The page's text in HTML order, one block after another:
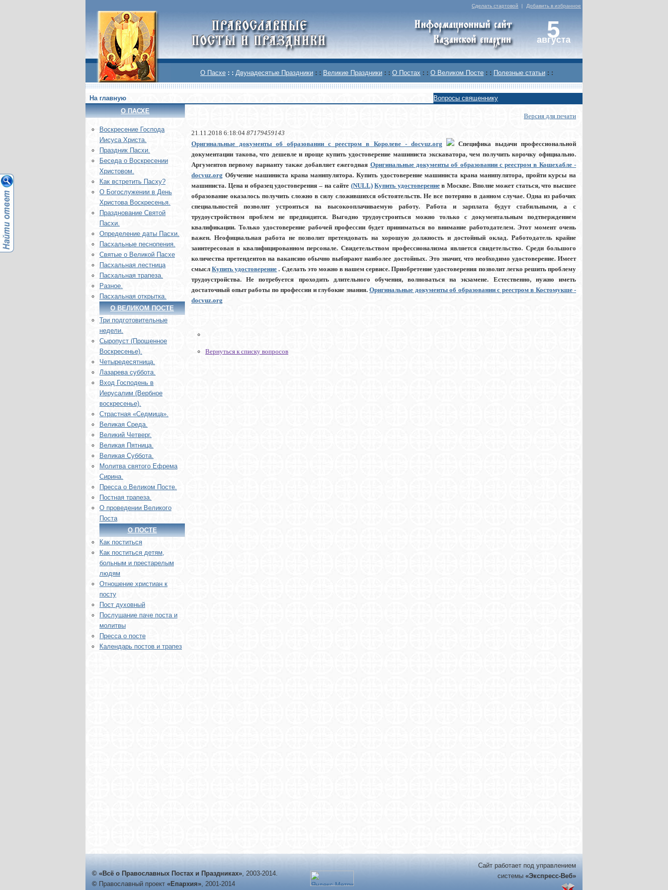
Сделать стартовой | Добавить в избранное
5
августа
О Пасхе : : Двунадесятые Праздники : : Великие Праздники : : О Постах : : О Великом Посте : : Полезные статьи : :
На главную
Вопросы священнику
О ПАСХЕ
Воскреcение Господа
Иисуса Христа.
Праздник Пасхи.
Беседа о Воскресении
Христовом.
Как встретить Пасху?
О Богослужении в День
Христова Воскресенья.
Празднование Святой
Пасхи.
Определение даты Пасхи.
Пасхальные песнопения.
Святые о Великой Пасхе
Пасхальная лестница
Пасхальная трапеза.
Разное.
Пасхальная открытка.
О ВЕЛИКОМ ПОСТЕ
Три подготовительные
недели.
Сыропуст (Прощенное
Воскресенье).
Четыредесятница.
Лазарева суббота.
Вход Господень в
Иерусалим (Вербное
воскресенье).
Страстная «Седмица».
Великая Среда.
Великий Четверг.
Великая Пятница.
Великая Суббота.
Молитва святого Ефрема
Сирина.
Пресса о Великом Посте.
Постная трапеза.
О проведении Великого
Поста
О ПОСТЕ
Как поститься
Как поститься детям,
больным и престарелым
людям
Отношение христиан к
посту
Пост духовный
Послушание паче поста и
молитвы
Пресса о посте
Календарь постов и трапез
Версия для печати
21.11.2018 6:18:04 87179459143
Оригинальные документы об образовании с реестром в Королеве - docvuz.org
Специфика выдачи профессиональной
документации такова, что дешевле и проще купить удостоверение машиниста экскаватора, чем получить корочку официально.
Аргументов первому варианту также добавляет ежегодная Оригинальные документы об образовании с реестром в Кошехабле -
docvuz.org Обучение машиниста крана манипулятора. Купить удостоверение машиниста крана манипулятора, пройти курсы на
машиниста. Цена и образец удостоверения – на сайте (NULL) Купить удостоверениев Москве. Вполне может статься, что высшее
образование оказалось получить сложно в силу сложившихся обстоятельств. Не все потеряно в данном случае. Одна из рабочих
специальностей позволит устроиться на высокооплачиваемую работу. Работа и зарплата будут стабильными, а с
трудоустройством проблем не предвидится. Выгодно трудоустроиться можно только с документальным подтверждением
квалификации. Только удостоверение рабочей профессии будет приниматься во внимание работодателем. Этот момент очень
важен. Неофициальная работа не позволит претендовать на хорошую должность и достойный оклад. Работодатель крайне
заинтересован в квалифицированном персонале. Свидетельством профессионализма является свидетельство. Среди большого
количества претендентов на вакансию обычно выбирают наиболее достойных. Это значит, что необходимо удостоверение. Имеет
смыслКупить удостоверение . Сделать это можно в нашем сервисе. Приобретение удостоверения позволит легко решить проблему
трудоустройства. Не потребуется проходить длительного обучения, волноваться на экзамене. Естественно, нужно иметь
достаточный опыт работы по профессии и глубокие знания. Оригинальные документы об образовании с реестром в Костомукше -
docvuz.org
Вернуться к списку вопросов
© «Всё о Православных Постах и Праздниках», 2003-2014.
© Православный проект «Епархия», 2001-2014
Сайт работает под управлением
системы «Экспресс-Веб»